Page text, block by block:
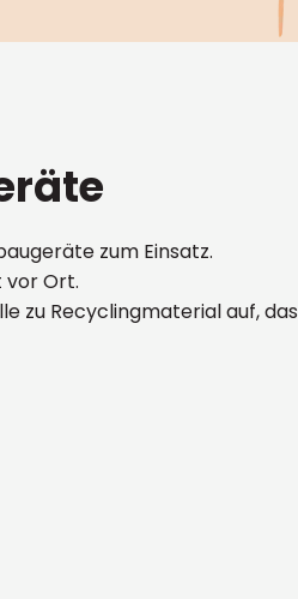
zum Einsatz.
vor Ort.
zu Recyclingmaterial auf, das